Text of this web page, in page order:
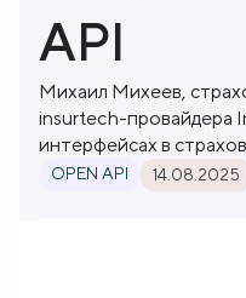
Организации
Кейсы
внедрения
Готовые
API
Михаил Михеев,
insurtech-провайдера
интерфейсах в
OPEN API 14.08.2025